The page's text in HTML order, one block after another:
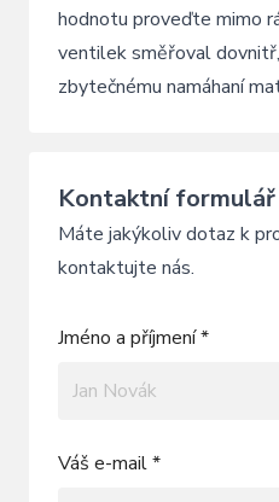
hodnotu proveďte mimo
ventilek směřoval
zbytečnému namáhaní
Kontaktní formulář
Máte jakýkoliv dotaz k
kontaktujte nás.
Jméno a příjmení *
Váš e-mail *